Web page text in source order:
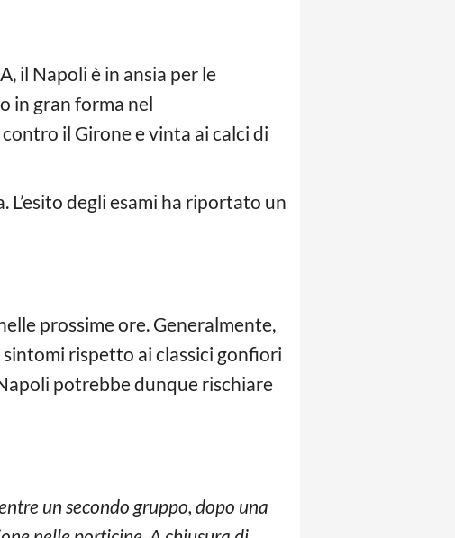
il Napoli è in ansia per le
in gran forma nel
il Girone e vinta ai calci di
degli esami ha riportato un
prossime ore. Generalmente,
rispetto ai classici gonfiori
potrebbe dunque rischiare
un secondo gruppo, dopo una